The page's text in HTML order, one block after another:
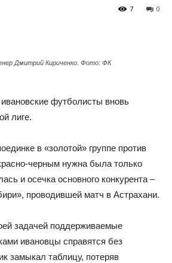
0
7
Дмитрий Кириченко. Фото: ФК
футболисты вновь
лиге.
в «золотой» группе против
черным нужна была только
и осечка основного конкурента –
проводившей матч в Астрахани.
задачей поддерживаемые
ивановцы справятся без
замыкал таблицу, потеряв